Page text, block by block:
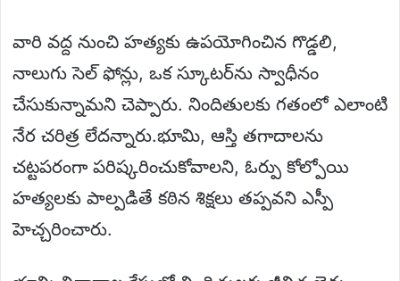
వారి వద్ద నుంచి హత్యకు ఉపయోగించిన గొడ్డలి,
నాలుగు సెల్ ఫోన్లు, ఒక స్కూటర్‌ను స్వాధీనం
చేసుకున్నామని చెప్పారు. నిందితులకు గతంలో ఎలాంటి
నేర చరిత్ర లేదన్నారు.భూమి, ఆస్తి తగాదాలను
చట్టపరంగా పరిష్కరించుకోవాలని, ఓర్పు కోల్పోయి
హత్యలకు పాల్పడితే కఠిన శిక్షలు తప్పవని ఎస్పీ
హెచ్చరించారు.